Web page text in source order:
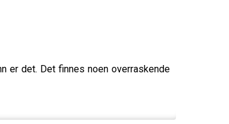
er det. Det finnes noen overraskende